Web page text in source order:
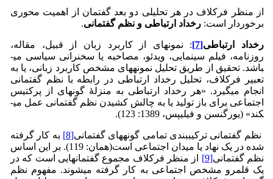
از منظر فرکلاف در هر تحلیلی دو بعد گفتمان از اهمیت محوری
برخوردار است: رخداد ارتباطی و نظم گفتمانی.
رخداد ارتباطی[7]
: نمونه­ای از کاربرد زبان از قبیل، مقاله،
روزنامه، فیلم سینمایی، ویدئو، مصاحبه یا سخنرانی سیاسی می­
باشد. تحقیق از طریق تحلیل نمونه­های مشخص کاربرد زبانی، یا به
تعبیر فرکلاف، تحلیل رخداد ارتباطی در رابطه با نظم گفتمانی
انجام می­گیرد. «هر رخداد ارتباطی به منزلۀ گونه­ای از پرکتیس
اجتماعی برای باز تولید یا به چالش کشیدن نظم گفتمانی عمل می­
کند» (یورگنسن و فیلیپس، 1389: 123).
نظم گفتمانی ترکیب­بندی تمامی گونه­های گفتمانی[8]
به کار گرفته
شده در یک نهاد یا میدان اجتماعی است(همان: 119). بر این اساس
نظم گفتمانی[9]
از منظر فرکلاف مجموع گفتمان­هایی است که در
یک قلمرو مشخص اجتماعی به کار گرفته می­شوند. مفهوم نظم